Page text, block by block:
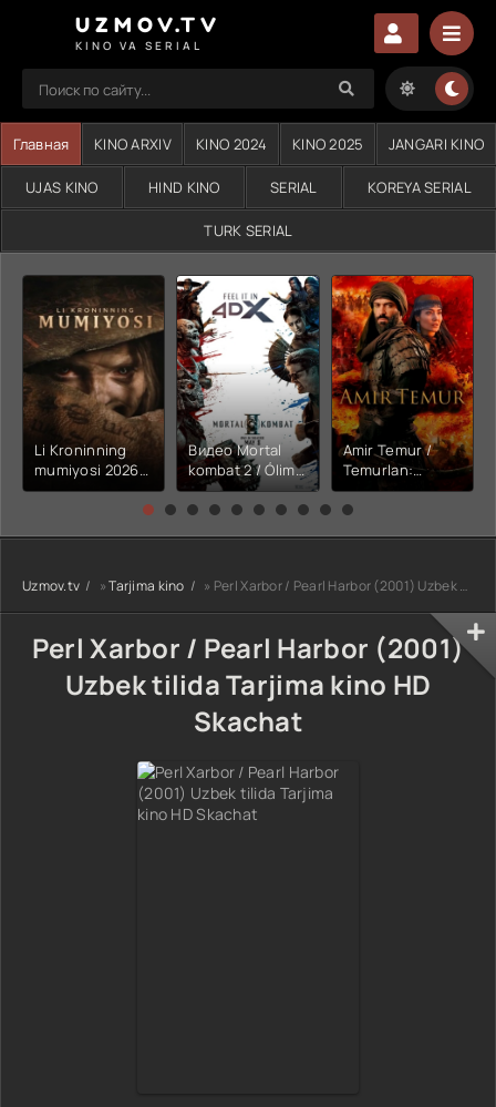
UZMOV.TV
KINO VA SERIAL
Главная KINO ARXIV KINO 2024 KINO 2025 JANGARI KINO
UJAS KINO HIND KINO SERIAL KOREYA SERIAL
TURK SERIAL
Li Kroninning
mumiyosi 2026
(uzbek tilida
kino) tarjima HD
Видео Mortal
kombat 2 / Ólim
jangi 2 (2026)
Uzbek tilida
Amir Temur /
Temurlan:
Fathchining
yuksalishi
tarjima kino Full
HD tas-ix
Uzmov.tv »Tarjima kino » Perl Xarbor / Pearl Harbor (2001) Uzbek tilida Tarjima kino HD Skachat
Perl Xarbor / Pearl Harbor (2001)
Uzbek tilida Tarjima kino HD
Skachat